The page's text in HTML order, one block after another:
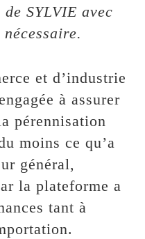
SYLVIE avec
et d’industrie
à assurer
pérennisation
moins ce qu’a
général,
la plateforme a
tant à